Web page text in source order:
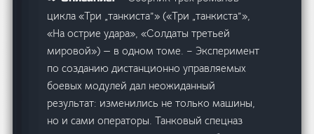
цикла «Три „танкиста”» («Три „танкиста”»,
«На острие удара», «Солдаты третьей
мировой») — в одном томе. – Эксперимент
по созданию дистанционно управляемых
боевых модулей дал неожиданный
результат: изменились не только машины,
но и сами операторы. Танковый спецназ